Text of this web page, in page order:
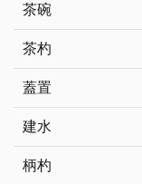
茶碗
茶杓
蓋置
建水
柄杓